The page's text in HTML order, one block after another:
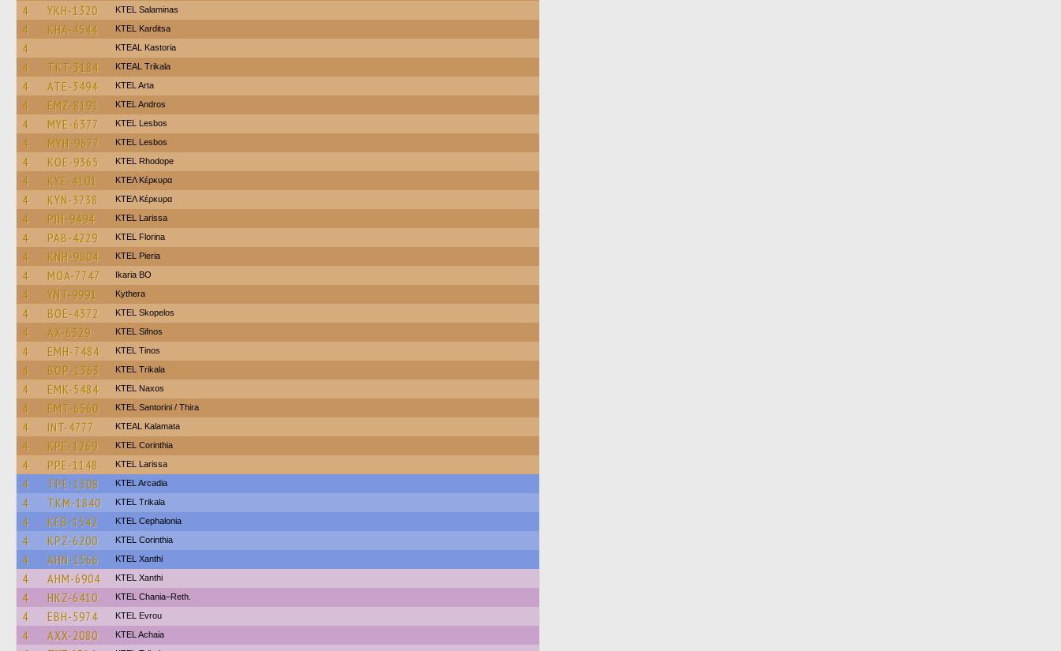
4 YKH-1320 KTEL Salaminas
4 KHA-4544 ΚΤΕL Karditsa
4 KTEAL Kastoria
4 TKT-3184 KTEAL Trikala
4 ATE-3494 KTEL Arta
4 EMZ-8191 KTEL Andros
4 MYE-6377 KTEL Lesbos
4 MYH-9677 KTEL Lesbos
4 KOE-9365 KTEL Rhodope
4 KYE-4101 ΚΤΕΛ Κέρκυρα
4 KYN-3738 ΚΤΕΛ Κέρκυρα
4 PIH-9494 KTEL Larissa
4 PAB-4229 KTEL Florina
4 KNH-9804 KTEL Pieria
4 MOA-7747 Ikaria BO
4 YNT-9991 Kythera
4 BOE-4372 KTEL Skopelos
4 AX-6329 KTEL Sifnos
4 EMH-7484 KTEL Tinos
4 BOP-1363 ΚΤΕL Τrikala
4 EMK-5484 KTEL Naxos
4 EMT-6560 KTEL Santorini / Thira
4 INT-4777 KTEAL Kalamata
4 KPE-1269 KTEL Corinthia
4 PPE-1148 KTEL Larissa
4 TPE-1308 KTEL Arcadia
4 TKM-1840 ΚΤΕL Τrikala
4 KEB-1542 KTEL Cephalonia
4 KPZ-6200 KTEL Corinthia
4 AHN-1566 KTEL Xanthi
4 AHM-6904 KTEL Xanthi
4 HKZ-6410 KTEL Chania–Reth.
4 EBH-5974 KTEL Evrou
4 AXX-2080 KTEL Achaia